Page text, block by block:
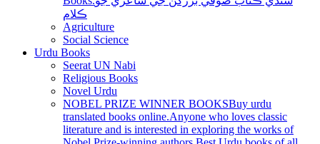
ڪلام
Agriculture
Social Science
Urdu Books
Seerat UN Nabi
Religious Books
Novel Urdu
NOBEL PRIZE WINNER BOOKSBuy urdu
translated books online.Anyone who loves classic
literature and is interested in exploring the works of